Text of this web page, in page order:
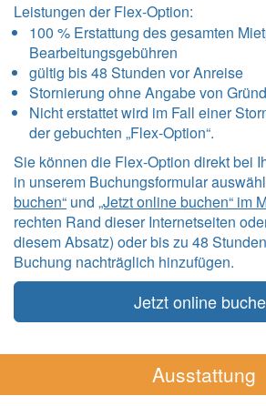
Leistungen der Flex-Option:
100 % Erstattung des gesamten
Bearbeitungsgebühren
gültig bis 48 Stunden vor Anreise
Stornierung ohne Angabe von
Nicht erstattet wird im Fall einer
der gebuchten „Flex-Option“.
Sie können die Flex-Option direkt bei
in unserem Buchungsformular
buchen“ und „Jetzt online buchen“ im
rechten Rand dieser Internetseiten
diesem Absatz) oder bis zu 48
Buchung nachträglich hinzufügen.
Jetzt online
Ausstattung